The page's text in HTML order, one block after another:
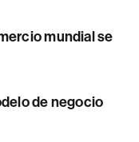
mundial se
de negocio